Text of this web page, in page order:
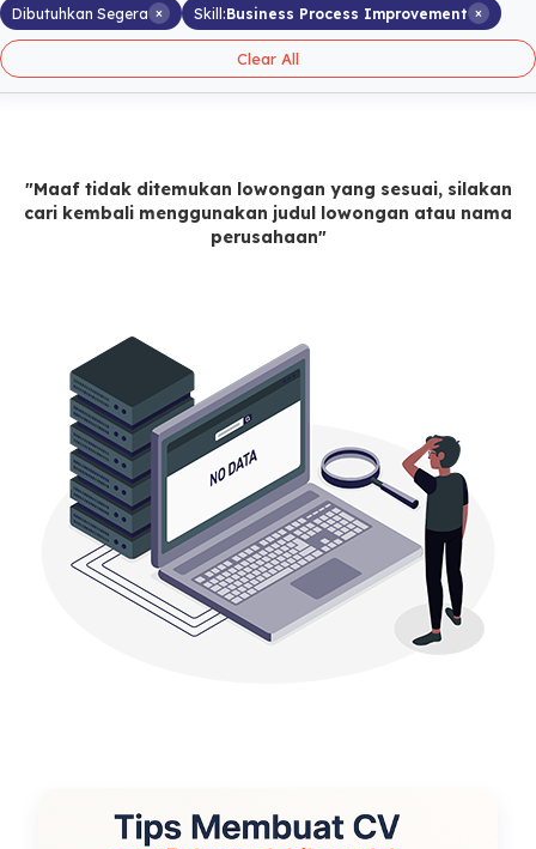
Dibutuhkan Segera × Skill:Business Process Improvement ×
Clear All
"Maaf tidak ditemukan lowongan yang sesuai, silakan
cari kembali menggunakan judul lowongan atau nama
perusahaan"